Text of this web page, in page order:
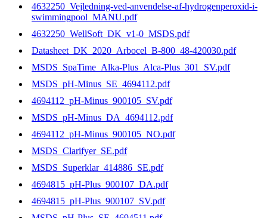
4632250_Vejledning-ved-anvendelse-af-hydrogenperoxid-i-
swimmingpool_MANU.pdf
4632250_WellSoft_DK_v1-0_MSDS.pdf
Datasheet_DK_2020_Arbocel_B-800_48-420030.pdf
MSDS_SpaTime_Alka-Plus_Alca-Plus_301_SV.pdf
MSDS_pH-Minus_SE_4694112.pdf
4694112_pH-Minus_900105_SV.pdf
MSDS_pH-Minus_DA_4694112.pdf
4694112_pH-Minus_900105_NO.pdf
MSDS_Clarifyer_SE.pdf
MSDS_Superklar_414886_SE.pdf
4694815_pH-Plus_900107_DA.pdf
4694815_pH-Plus_900107_SV.pdf